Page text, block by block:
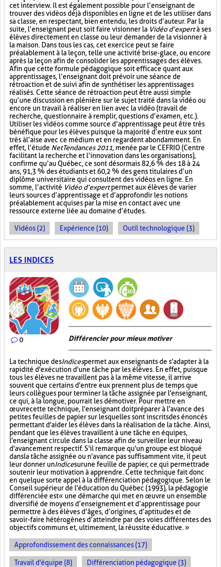
cet interview. Il est également possible pour l’enseignant de
trouver des vidéos déjà disponibles en ligne et de les utiliser dans
sa classe, en respectant, bien entendu, les droits d’auteur. Par la
suite, l’enseignant peut soit faire visionner la Vidéo d’expertà ses
élèves directement en classe ou leur demander de la visionner à
la maison. Dans tous les cas, cet exercice peut se faire
préalablement à la leçon, telle une activité brise-glace, ou encore
après la leçon afin de consolider les apprentissages des élèves.
Afin que cette formule pédagogique soit efficace quant aux
apprentissages, l’enseignant doit prévoir une séance de
rétroaction et de suivi afin de synthétiser les apprentissages
réalisés. Cette séance de rétroaction peut être aussi simple
qu’une discussion en plénière sur le sujet traité dans la vidéo ou
encore un travail à réaliser en lien avec la vidéo (travail de
recherche, questionnaire à remplir, questions d’examen, etc.).
Utiliser les vidéos comme source d’apprentissage peut être très
bénéfique pour les élèves puisque la majorité d’entre eux sont
très à l’aise avec ce médium et en regardent abondamment. En
effet, l’étude NetTendances 2011, menée par le CEFRIO (Centre
facilitant la recherche et l’innovation dans les organisations),
confirme qu’au Québec, ce sont désormais 82,6 % des 18 à 24
ans, 91,3 % des étudiants et 60,2 % des gens titulaires d’un
diplôme universitaire qui consultent des vidéos en ligne. En
somme, l’activité Vidéo d’expertpermet aux élèves de varier
leurs sources d’apprentissage et d’approfondir les notions
préalablement acquises par la mise en contact avec une
ressource externe liée au domaine d’études.
Vidéos (2) Expérience (10) Outil technologique (3)
LES INDICES
0 Différencier pour mieux motiver
La technique desIndicespermet aux enseignants de s'adapter à la
rapidité d'exécution d'une tâche par les élèves. En effet, puisque
tous les élèves ne travaillent pas à la même vitesse, il arrive
souvent que certains d'entre eux prennent plus de temps que
leurs collègues pour terminer la tâche assignée par l'enseignant,
ce qui, à la longue, pourrait les démotiver. Pour mettre en
œuvre cette technique, l'enseignant doit préparer à l'avance des
petites feuilles de papier sur lesquelles sont inscrits des énoncés
permettant d'aider les élèves dans la réalisation de la tâche. Ainsi,
pendant que les élèves travaillent à une tâche en équipes,
l'enseignant circule dans la classe afin de surveiller leur niveau
d'avancement respectif. S'il remarque qu'un groupe est bloqué
dans la tâche assignée ou n'avance pas suffisamment vite, il peut
leur donner unIndicesurune feuille de papier, ce qui permettra de
soutenir leur motivation à apprendre. Cette technique fait donc
en quelque sorte appel à la différenciation pédagogique. Selon le
Conseil supérieur de l'éducation du Québec (1993), la pédagogie
différenciée est « une démarche qui met en œuvre un ensemble
diversifié de moyens d’enseignement et d’apprentissage pour
permettre à des élèves d’âges, d’origines, d’aptitudes et de
savoir-faire hétérogènes d’atteindre par des voies différentes des
objectifs communs et, ultimement, la réussite éducative. »
Approfondissement des connaissances (17)
Travail d'équipe (8) Différenciation pédagogique (3)